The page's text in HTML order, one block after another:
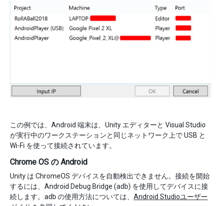
この例では、Android 端末は、Unity エディターと Visual Studio
が実行中のワークステーションと同じネットワーク上で USB と
Wi-Fi を使って接続されています。
Chrome OS の Android
Unity は ChromeOS デバイスを自動検出できません。接続を開始
するには、Android Debug Bridge (adb) を使用してデバイスに接
続します。adb の使用方法については、 Android Studioユーザー